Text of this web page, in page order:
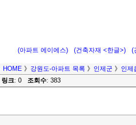
(아파트 에이에스) (건축자재 <한글>) (
HOME 》 강원도-아파트 목록 》 인제군 》 인제
링크: 0 조회수: 383